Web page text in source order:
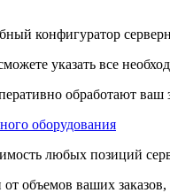
конфигуратор
указать все
обработают ваш
оборудования
любых позиций
объемов ваших